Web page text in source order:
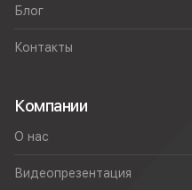
Блог
Контакты
Компании
О нас
Видеопрезентация